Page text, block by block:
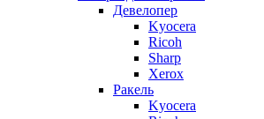
Девелопер
Kyocera
Ricoh
Sharp
Xerox
Ракель
Kyocera